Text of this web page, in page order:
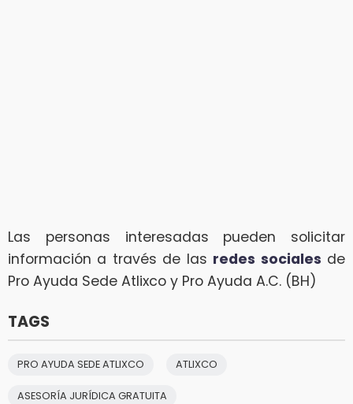
Las personas interesadas pueden solicitar
información a través de las redes sociales de
Pro Ayuda Sede Atlixco y Pro Ayuda A.C. (BH)
TAGS
PRO AYUDA SEDE ATLIXCO ATLIXCO
ASESORÍA JURÍDICA GRATUITA